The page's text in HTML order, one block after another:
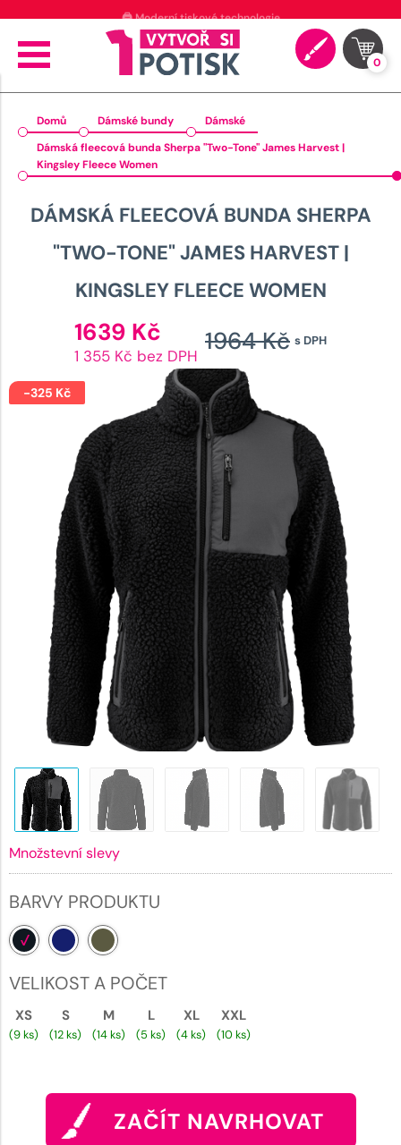
0
Domů Dámské bundy
Dámské
Dámská fleecová bunda Sherpa "Two-Tone" James Harvest |
Kingsley Fleece Women
DÁMSKÁ FLEECOVÁ BUNDA SHERPA
"TWO-TONE" JAMES HARVEST |
KINGSLEY FLEECE WOMEN
s DPH
1964Kč
1964
1639 Kč cena
je:
1639 Kč.
1 355 Kč bez DPH
-325 Kč
Množstevní slevy
BARVY PRODUKTU
VELIKOST A POČET
XS
(9 ks)
S
(12 ks)
M
(14 ks)
L
(5 ks)
XL
(4 ks)
XXL
(10 ks)
ZAČÍT NAVRHOVAT